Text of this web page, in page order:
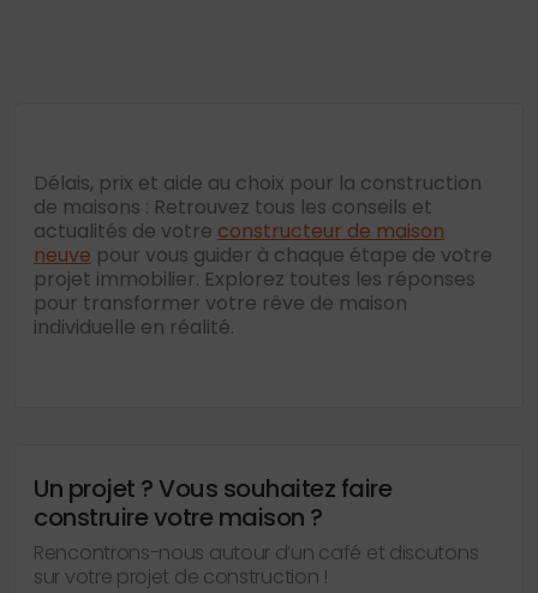
Délais, prix et aide au choix pour la construction
de maisons : Retrouvez tous les conseils et
actualités de votre constructeur de maison
neuve pour vous guider à chaque étape de votre
projet immobilier. Explorez toutes les réponses
pour transformer votre rêve de maison
individuelle en réalité.
Un projet ? Vous souhaitez faire
construire votre maison ?
Rencontrons-nous autour d’un café et discutons
sur votre projet de construction !